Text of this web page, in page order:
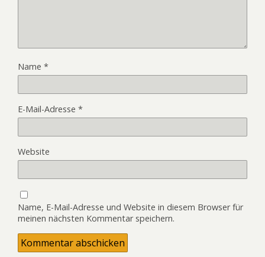
Name *
E-Mail-Adresse *
Website
Name, E-Mail-Adresse und Website in diesem Browser für
meinen nächsten Kommentar speichern.